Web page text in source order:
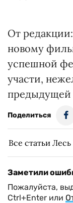
От
новому
успешной
участи,
предыдущей
Поделиться
Все статьи
Заметили
Пожалуйста,
Ctrl+Enter или